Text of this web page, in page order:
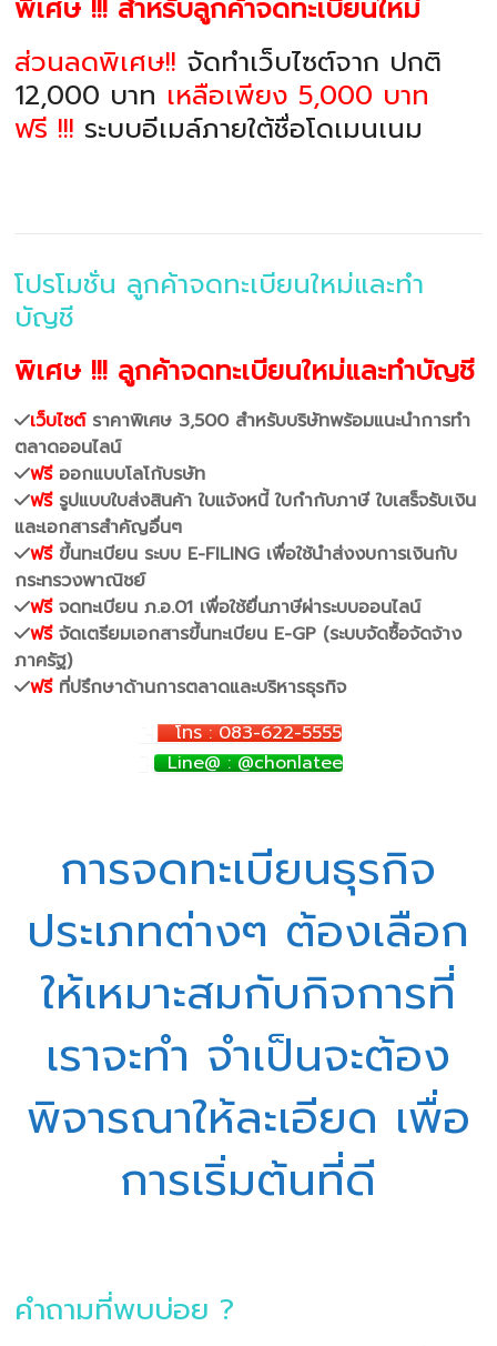
พิเศษ !!! สำหรับลูกค้าจดทะเบียนใหม่
ส่วนลดพิเศษ!! จัดทำเว็บไซต์จาก ปกติ
12,000 บาท เหลือเพียง 5,000 บาท
ฟรี !!! ระบบอีเมล์ภายใต้ชื่อโดเมนเนม
โปรโมชั่น ลูกค้าจดทะเบียนใหม่และทำ
บัญชี
พิเศษ !!! ลูกค้าจดทะเบียนใหม่และทำบัญชี
เว็บไซต์ราคาพิเศษ 3,500 สำหรับบริษัทพร้อมแนะนำการทำ
ตลาดออนไลน์
ฟรีออกแบบโลโก้บรษัท
ฟรีรูปแบบใบส่งสินค้า ใบแจ้งหนี้ ใบกำกับภาษี ใบเสร็จรับเงิน
และเอกสารสำคัญอื่นๆ
ฟรีขึ้นทะเบียน ระบบ E-FILING เพื่อใช้นำส่งงบการเงินกับ
กระทรวงพาณิชย์
ฟรีจดทะเบียน ภ.อ.01 เพื่อใช้ยื่นภาษีผ่าระบบออนไลน์
ฟรีจัดเตรียมเอกสารขึ้นทะเบียน E-GP (ระบบจัดซื้อจัดจ้าง
ภาครัฐ)
ฟรีที่ปรึกษาด้านการตลาดและบริหารธุรกิจ
โทร : 083-622-5555
Line@ : @chonlatee
การจดทะเบียนธุรกิจ
ประเภทต่างๆ ต้องเลือก
ให้เหมาะสมกับกิจการที่
เราจะทำ จำเป็นจะต้อง
พิจารณาให้ละเอียด เพื่อ
การเริ่มต้นที่ดี
คำถามที่พบบ่อย ?